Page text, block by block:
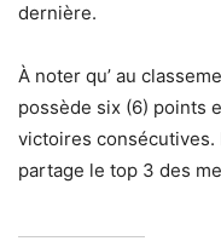
dernière.
À noter qu’ au
possède six (6) points
victoires consécutives.
partage le top 3 des